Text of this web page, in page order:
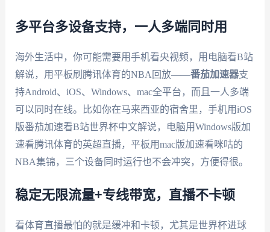
多平台多设备支持，一人多端同时用
海外生活中，你可能需要用手机看央视频，用电脑看B站
解说，用平板刷腾讯体育的NBA回放——番茄加速器支
持Android、iOS、Windows、mac全平台，而且一人多端
可以同时在线。比如你在马来西亚的宿舍里，手机用iOS
版番茄加速看B站世界杯中文解说，电脑用Windows版加
速看腾讯体育的英超直播，平板用mac版加速看咪咕的
NBA集锦，三个设备同时运行也不会冲突，方便得很。
稳定无限流量+专线带宽，直播不卡顿
看体育直播最怕的就是缓冲和卡顿，尤其是世界杯进球